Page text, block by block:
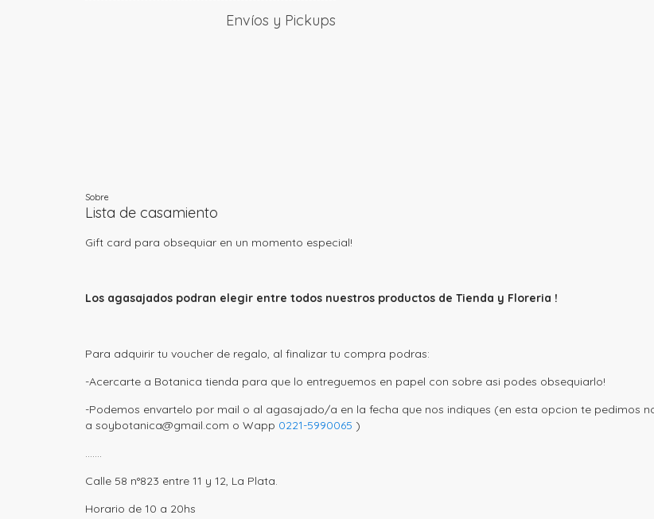
Envíos y Pickups
Sobre
Lista de casamiento
Gift card para obsequiar en un momento especial!
Los agasajados podran elegir entre todos nuestros productos de Tienda y Floreria !
Para adquirir tu voucher de regalo, al finalizar tu compra podras:
-Acercarte a Botanica tienda para que lo entreguemos en papel con sobre asi podes obsequiarlo!
-Podemos envartelo por mail o al agasajado/a en la fecha que nos indiques (en esta opcion te pedimos
a soybotanica@gmail.com o Wapp 0221-5990065 )
.......
Calle 58 n°823 entre 11 y 12, La Plata.
Horario de 10 a 20hs